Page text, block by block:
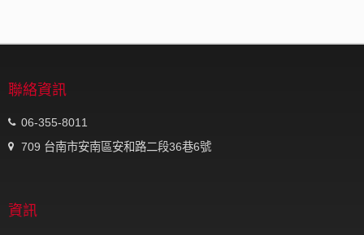
聯絡資訊
06-355-8011
709 台南市安南區安和路二段36巷6號
資訊